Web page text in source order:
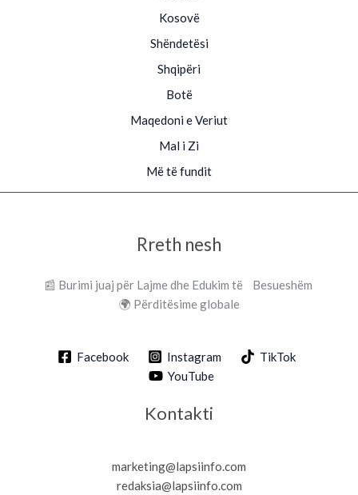
Kosovë
Shëndetësi
Shqipëri
Botë
Maqedoni e Veriut
Mal i Zi
Më të fundit
Rreth nesh
📰 Burimi juaj për Lajme dhe Edukim të Besueshëm
🌍 Përditësime globale
Facebook Instagram
TikTok
YouTube
Kontakti
marketing@lapsiinfo.com
redaksia@lapsiinfo.com